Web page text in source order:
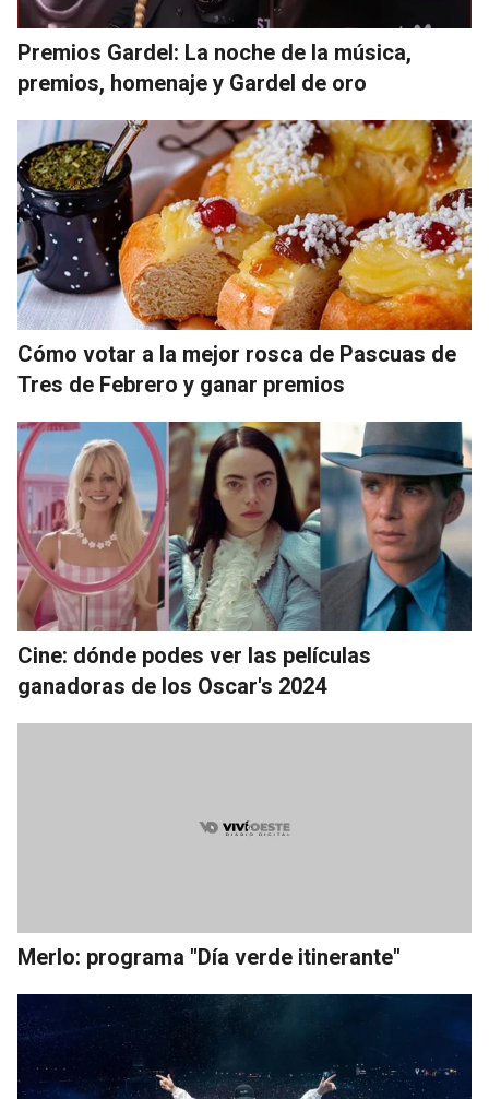
Premios Gardel: La noche de la música,
premios, homenaje y Gardel de oro
Cómo votar a la mejor rosca de Pascuas de
Tres de Febrero y ganar premios
Cine: dónde podes ver las películas
ganadoras de los Oscar's 2024
Merlo: programa "Día verde itinerante"